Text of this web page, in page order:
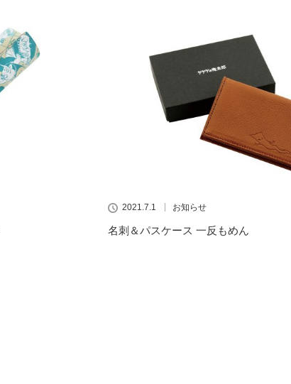
2021.7.1 お知らせ
名刺＆パスケース 一反もめん